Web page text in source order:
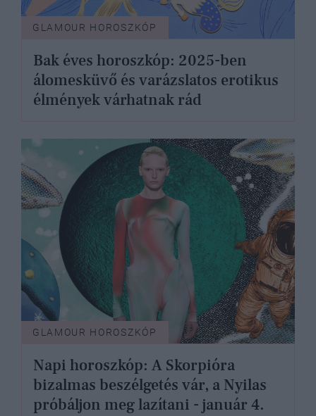
GLAMOUR HOROSZKÓP
Bak éves horoszkóp: 2025-ben
álomesküvő és varázslatos erotikus
élmények várhatnak rád
GLAMOUR HOROSZKÓP
Napi horoszkóp: A Skorpióra
bizalmas beszélgetés vár, a Nyilas
próbáljon meg lazítani - január 4.